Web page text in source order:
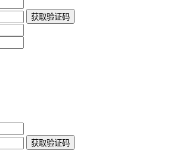
获取验证码
获取验证码